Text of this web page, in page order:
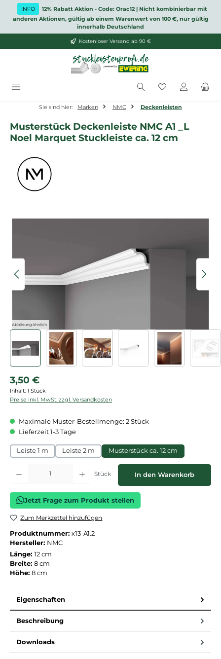
Zum Hauptinhalt springen
INFO
12% Rabatt Aktion - Code: Orac12 | Nicht kombinierbar mit
anderen Aktionen, gültig ab einem Warenwert von 100 €, nur gültig
innerhalb Deutschland
Kostenloser Versand ab 90 €
Du hast 0
Sie sind hier: Marken NMC Deckenleisten
Musterstück Deckenleiste NMC A1 _L
Noel Marquet Stuckleiste ca. 12 cm
Abbildung ähnlich
Regulärer Preis:
3,50 €
Inhalt: 1 Stück
Preise inkl. MwSt. zzgl. Versandkosten
Maximale Muster-Bestellmenge: 2 Stück
Lieferzeit 1-3 Tage
Leiste 1 m Leiste 2 m Musterstück ca. 12 cm
Produkt Anzahl: Gib den gewünschten Wert ein oder benutze die
Stück In den Warenkorb
Jetzt Frage zum Produkt stellen
Zum Merkzettel hinzufügen
Produktnummer: x13-A1.2
Hersteller: NMC
Länge: 12 cm
Breite: 8 cm
Höhe: 8 cm
Eigenschaften
Beschreibung
Downloads